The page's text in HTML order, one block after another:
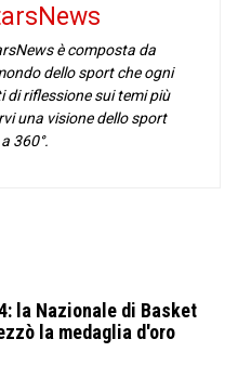
è composta da
dello sport che ogni
riflessione sui temi più
una visione dello sport
360°.
la Nazionale di Basket
la medaglia d'oro